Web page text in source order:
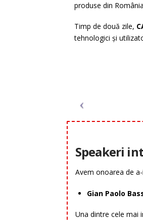
produse din
Timp de două zile,
tehnologici și
Speakeri
Avem onoarea de
Gian Paolo
Una dintre cele mai